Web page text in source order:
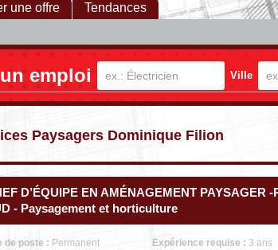
une offre Tendances
emploi Ville
Paysagers Dominique Filion
D’ÉQUIPE EN AMÉNAGEMENT PAYSAGER -
- Paysagement et horticulture
de poste : Permanent
Expérience requise : 3 ans